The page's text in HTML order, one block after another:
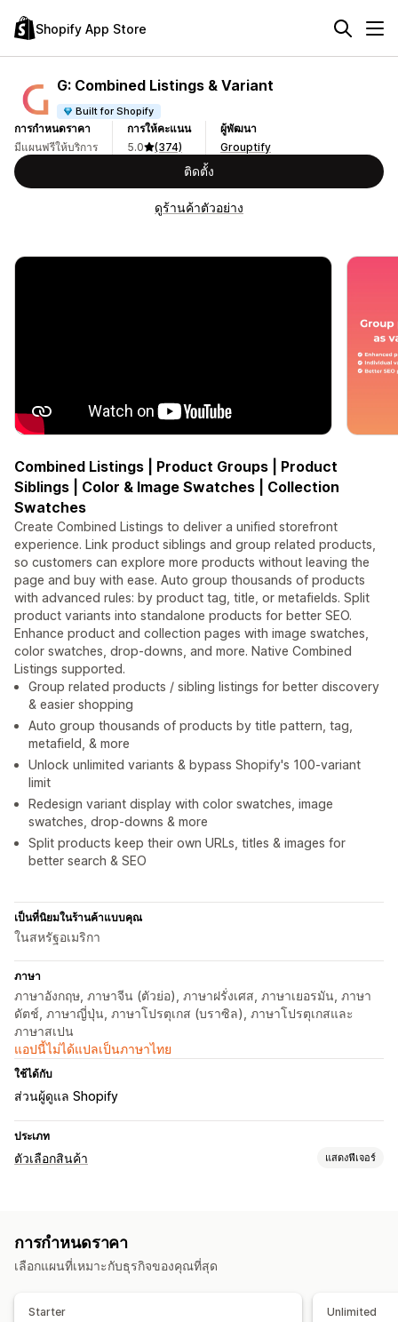
Shopify App Store
G: Combined Listings & Variant
Built for Shopify
การกำหนดราคา
มีแผนฟรีให้บริการ
การให้คะแนน
5.0
(374)
ผู้พัฒนา
Grouptify
ติดตั้ง
ดูร้านค้าตัวอย่าง
Combined Listings | Product Groups | Product
Siblings | Color & Image Swatches | Collection
Swatches
Create Combined Listings to deliver a unified storefront
experience. Link product siblings and group related products,
so customers can explore more products without leaving the
page and buy with ease. Auto group thousands of products
with advanced rules: by product tag, title, or metafields. Split
product variants into standalone products for better SEO.
Enhance product and collection pages with image swatches,
color swatches, drop-downs, and more. Native Combined
Listings supported.
Group related products / sibling listings for better discovery
& easier shopping
Auto group thousands of products by title pattern, tag,
metafield, & more
Unlock unlimited variants & bypass Shopify's 100-variant
limit
Redesign variant display with color swatches, image
swatches, drop-downs & more
Split products keep their own URLs, titles & images for
better search & SEO
เป็นที่นิยมในร้านค้าแบบคุณ
ในสหรัฐอเมริกา
ภาษา
ภาษาอังกฤษ, ภาษาจีน (ตัวย่อ), ภาษาฝรั่งเศส, ภาษาเยอรมัน, ภาษา
ดัตช์, ภาษาญี่ปุ่น, ภาษาโปรตุเกส (บราซิล), ภาษาโปรตุเกสและ
ภาษาสเปน
แอปนี้ไม่ได้แปลเป็นภาษาไทย
ใช้ได้กับ
ส่วนผู้ดูแล Shopify
ประเภท
ตัวเลือกสินค้า แสดงฟีเจอร์
นำเข้าและส่งออก การแสดงตัวแปร
การกำหนดราคา
เลือกแผนที่เหมาะกับธุรกิจของคุณที่สุด
Starter Unlimited